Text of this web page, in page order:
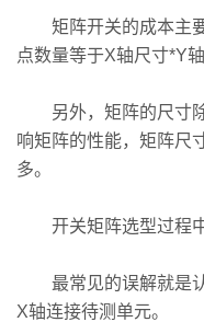
矩阵开关的成本主要
点数量等于X轴尺寸*Y轴
另外，矩阵的尺寸除
响矩阵的性能，矩阵尺
多。
开关矩阵选型过程中
最常见的误解就是认
X轴连接待测单元。